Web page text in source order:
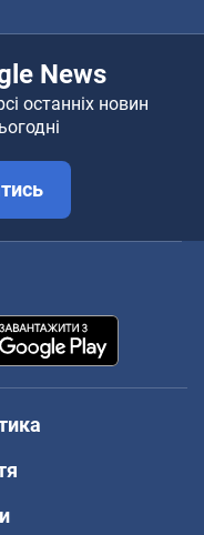
News
останніх новин